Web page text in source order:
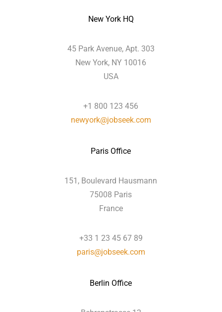
New York HQ
45 Park Avenue, Apt. 303
New York, NY 10016
USA
+1 800 123 456
newyork@jobseek.com
Paris Office
151, Boulevard Hausmann
75008 Paris
France
+33 1 23 45 67 89
paris@jobseek.com
Berlin Office